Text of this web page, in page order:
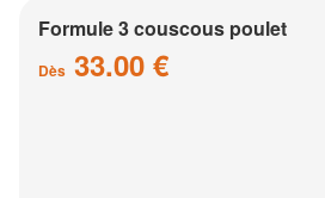
Formule 3 couscous poulet
Dès 33.00 €